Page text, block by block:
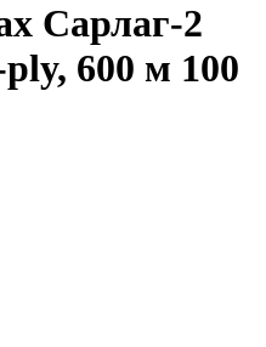
Сарлаг-2
600 м 100